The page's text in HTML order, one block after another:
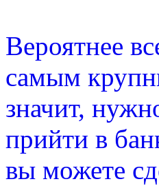
Вероятнее
самым
значит,
прийти в
вы можете